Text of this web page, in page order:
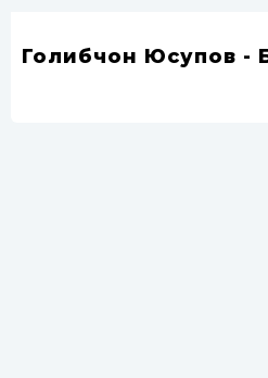
Голибчон Юсупов -